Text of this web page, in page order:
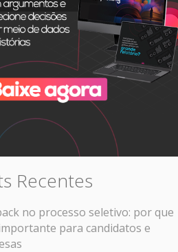
Recentes
no processo seletivo: por que
para candidatos e